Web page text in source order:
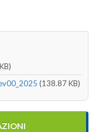
(138.87 KB)